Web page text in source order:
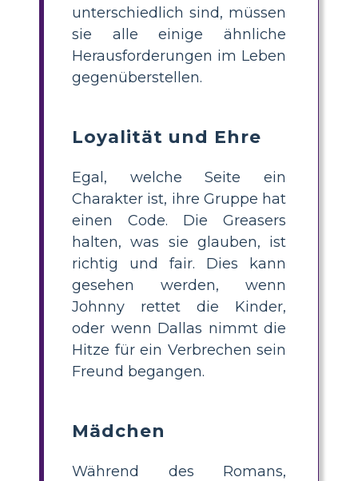
unterschiedlich sind, müssen
sie alle einige ähnliche
Herausforderungen im Leben
gegenüberstellen.
Loyalität und Ehre
Egal, welche Seite ein
Charakter ist, ihre Gruppe hat
einen Code. Die Greasers
halten, was sie glauben, ist
richtig und fair. Dies kann
gesehen werden, wenn
Johnny rettet die Kinder,
oder wenn Dallas nimmt die
Hitze für ein Verbrechen sein
Freund begangen.
Mädchen
Während des Romans,